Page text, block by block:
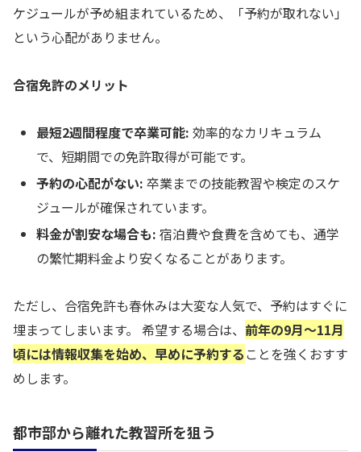
ケジュールが予め組まれているため、「予約が取れない」
という心配がありません。
合宿免許のメリット
最短2週間程度で卒業可能: 効率的なカリキュラム
で、短期間での免許取得が可能です。
予約の心配がない: 卒業までの技能教習や検定のスケ
ジュールが確保されています。
料金が割安な場合も: 宿泊費や食費を含めても、通学
の繁忙期料金より安くなることがあります。
ただし、合宿免許も春休みは大変な人気で、予約はすぐに
埋まってしまいます。 希望する場合は、 前年の9月〜11月
頃には情報収集を始め、早めに予約する ことを強くおすす
めします。
都市部から離れた教習所を狙う